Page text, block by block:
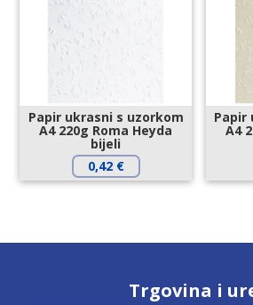
Papir ukrasni s uzorkom
A4 220g Roma Heyda
bijeli
0,42 €
Papir
A4
Trgovina i